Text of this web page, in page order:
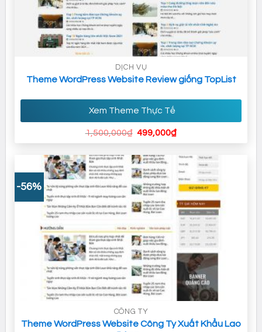
DỊCH VỤ
Theme WordPress Website Review giống TopList
Xem Theme Thực Tế
1,500,000₫ Giá
1,500,000₫.
499,000₫Giá
là:
499,000₫.
-56%
CÔNG TY
Theme WordPress Website Công Ty Xuất Khẩu Lao